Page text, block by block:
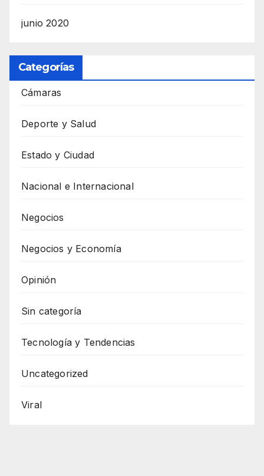
junio 2020
Categorías
Cámaras
Deporte y Salud
Estado y Ciudad
Nacional e Internacional
Negocios
Negocios y Economía
Opinión
Sin categoría
Tecnología y Tendencias
Uncategorized
Viral